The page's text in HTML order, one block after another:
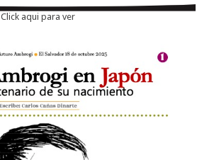
Click aqui para ver